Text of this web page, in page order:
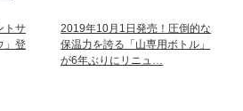
トサ
」登
2019年10月1日発売！圧倒的な
保温力を誇る「山専用ボトル」
が6年ぶりにリニュ…